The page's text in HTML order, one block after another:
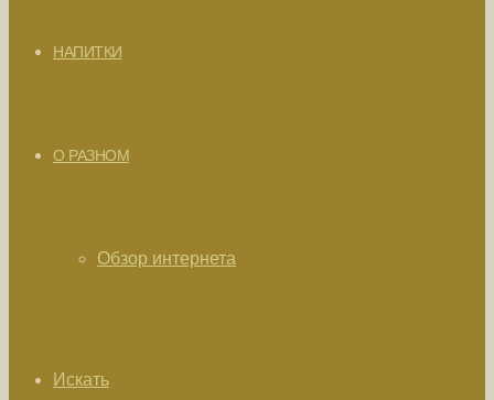
НАПИТКИ
О РАЗНОМ
Обзор интернета
Искать